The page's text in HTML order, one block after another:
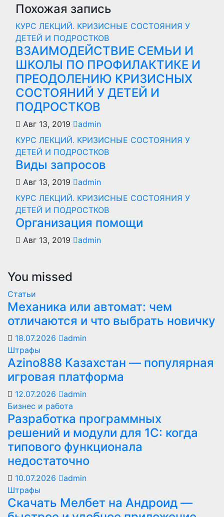
Похожая запись
КУРС ЛЕКЦИЙ. КРИЗИСНЫЕ СОСТОЯНИЯ У
ДЕТЕЙ И ПОДРОСТКОВ
ВЗАИМОДЕЙСТВИЕ СЕМЬИ И
ШКОЛЫ ПО ПРОФИЛАКТИКЕ И
ПРЕОДОЛЕНИЮ КРИЗИСНЫХ
СОСТОЯНИЙ У ДЕТЕЙ И
ПОДРОСТКОВ
Авг 13, 2019
admin
КУРС ЛЕКЦИЙ. КРИЗИСНЫЕ СОСТОЯНИЯ У
ДЕТЕЙ И ПОДРОСТКОВ
Виды запросов
Авг 13, 2019
admin
КУРС ЛЕКЦИЙ. КРИЗИСНЫЕ СОСТОЯНИЯ У
ДЕТЕЙ И ПОДРОСТКОВ
Организация помощи
Авг 13, 2019 admin
You missed
Статьи
Механика или автомат: чем
отличаются и что выбрать новичку
18.07.2026
admin
Штрафы
Azino888 Казахстан — популярная
игровая платформа
12.07.2026
admin
Бизнес и работа
Разработка программных
решений и модули для 1С: когда
типового функционала
недостаточно
10.07.2026
admin
Штрафы
Скачать Мелбет на Андроид —